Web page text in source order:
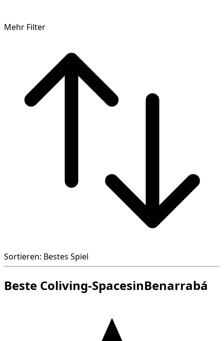
Mehr Filter
Sortieren: Bestes Spiel
Beste Coliving-SpacesinBenarrabá